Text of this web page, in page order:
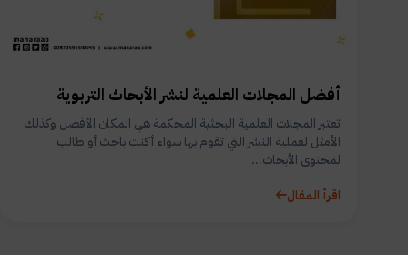
أفضل المجلات العلمية لنشر الأبحاث التربوية
تعتبر المجلات العلمية البحثية المحكمة هي المكان الأفضل وكذلك
الأمثل لعملية النشر التي تقوم بها سواء أكنت باحث أو طالب
لمحتوى الأبحاث...
اقرأ المقال